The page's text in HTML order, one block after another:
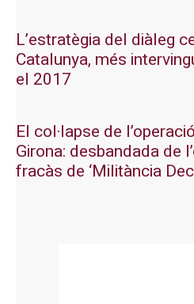
L’estratègia del diàleg
Catalunya, més
el 2017
El col·lapse de
Girona: desbandada de
fracàs de ‘Militància